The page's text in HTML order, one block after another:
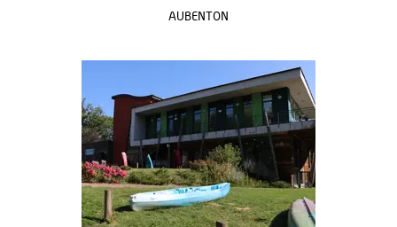
AUBENTON